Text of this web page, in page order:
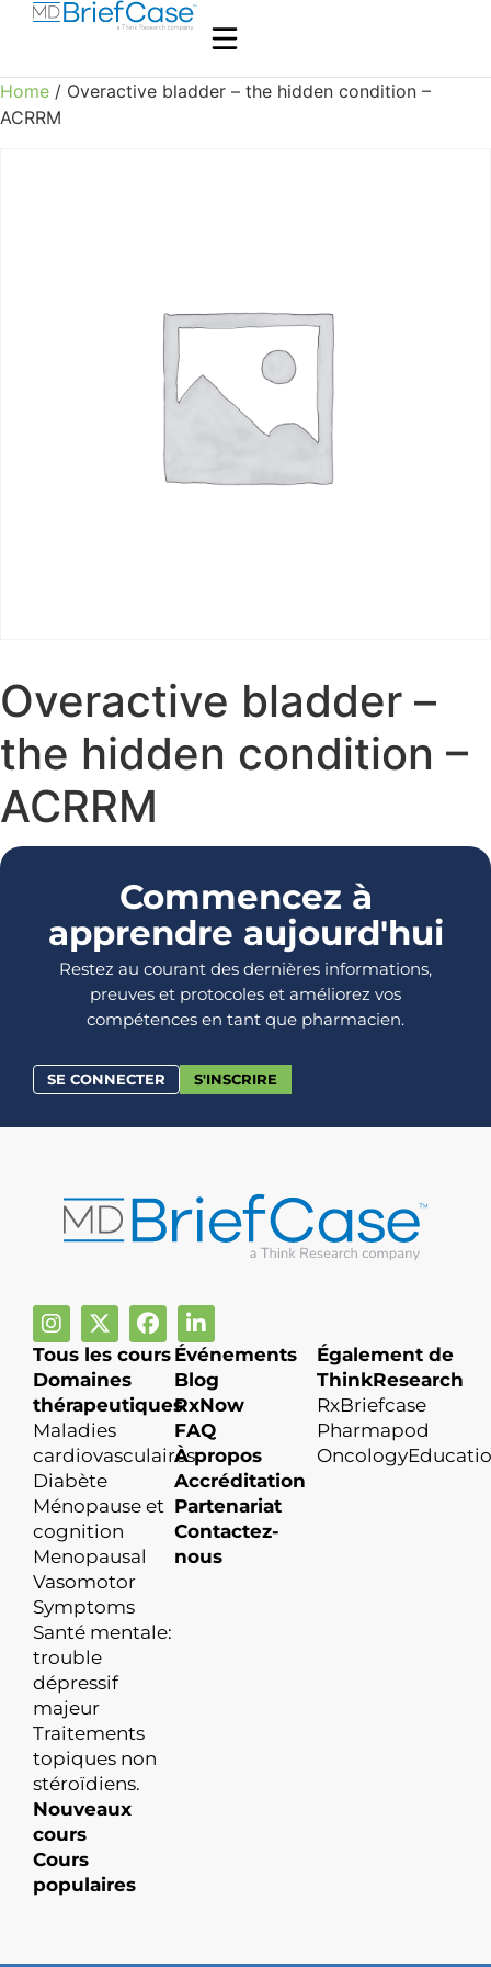
Home / Overactive bladder – the hidden condition –
ACRRM
Overactive bladder –
the hidden condition –
ACRRM
Commencez à
apprendre aujourd'hui
Restez au courant des dernières informations,
preuves et protocoles et améliorez vos
compétences en tant que pharmacien.
SE CONNECTER S'INSCRIRE
Tous les cours
Domaines
thérapeutiques
Maladies
cardiovasculaires
Diabète
Ménopause et
cognition
Menopausal
Vasomotor
Symptoms
Santé mentale:
trouble
dépressif
majeur
Traitements
topiques non
stéroïdiens.
Nouveaux
cours
Cours
populaires
Événements
Blog
RxNow
FAQ
À propos
Accréditation
Partenariat
Contactez-
nous
Également de
ThinkResearch
RxBriefcase
Pharmapod